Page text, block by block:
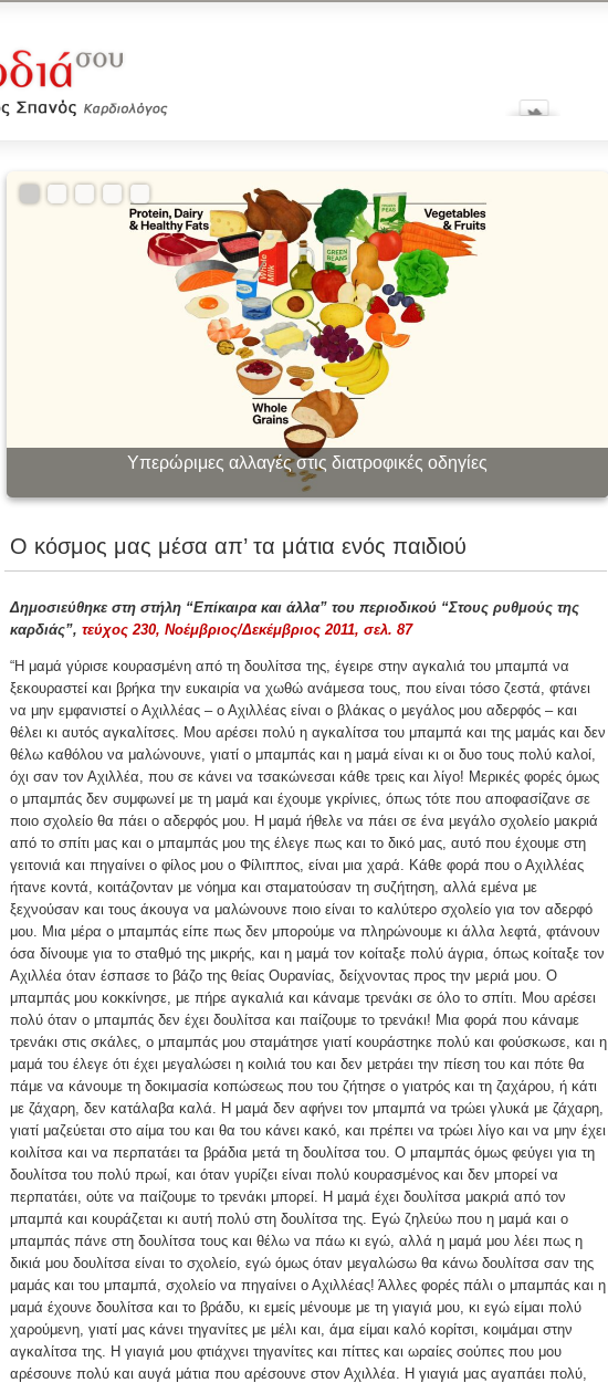
Υπερώριμες αλλαγές στις διατροφικές οδηγίες
Οι «θαυματουργές» ενέσεις
Ο κόσμος μας μέσα απ’ τα μάτια ενός παιδιού
Δημοσιεύθηκε στη στήλη “Επίκαιρα και άλλα” του περιοδικού “Στους ρυθμούς της
καρδιάς”, τεύχος 230, Νοέμβριος/Δεκέμβριος 2011, σελ. 87
“Η μαμά γύρισε κουρασμένη από τη δουλίτσα της, έγειρε στην αγκαλιά του μπαμπά να
ξεκουραστεί και βρήκα την ευκαιρία να χωθώ ανάμεσα τους, που είναι τόσο ζεστά, φτάνει
να μην εμφανιστεί ο Αχιλλέας – ο Αχιλλέας είναι ο βλάκας ο μεγάλος μου αδερφός – και
θέλει κι αυτός αγκαλίτσες. Μου αρέσει πολύ η αγκαλίτσα του μπαμπά και της μαμάς και δεν
θέλω καθόλου να μαλώνουνε, γιατί ο μπαμπάς και η μαμά είναι κι οι δυο τους πολύ καλοί,
όχι σαν τον Αχιλλέα, που σε κάνει να τσακώνεσαι κάθε τρεις και λίγο! Μερικές φορές όμως
ο μπαμπάς δεν συμφωνεί με τη μαμά και έχουμε γκρίνιες, όπως τότε που αποφασίζανε σε
ποιο σχολείο θα πάει ο αδερφός μου. Η μαμά ήθελε να πάει σε ένα μεγάλο σχολείο μακριά
από το σπίτι μας και ο μπαμπάς μου της έλεγε πως και το δικό μας, αυτό που έχουμε στη
γειτονιά και πηγαίνει ο φίλος μου ο Φίλιππος, είναι μια χαρά. Κάθε φορά που ο Αχιλλέας
ήτανε κοντά, κοιτάζονταν με νόημα και σταματούσαν τη συζήτηση, αλλά εμένα με
ξεχνούσαν και τους άκουγα να μαλώνουνε ποιο είναι το καλύτερο σχολείο για τον αδερφό
μου. Μια μέρα ο μπαμπάς είπε πως δεν μπορούμε να πληρώνουμε κι άλλα λεφτά, φτάνουν
όσα δίνουμε για το σταθμό της μικρής, και η μαμά τον κοίταξε πολύ άγρια, όπως κοίταξε τον
Αχιλλέα όταν έσπασε το βάζο της θείας Ουρανίας, δείχνοντας προς την μεριά μου. Ο
μπαμπάς μου κοκκίνησε, με πήρε αγκαλιά και κάναμε τρενάκι σε όλο το σπίτι. Μου αρέσει
πολύ όταν ο μπαμπάς δεν έχει δουλίτσα και παίζουμε το τρενάκι! Μια φορά που κάναμε
τρενάκι στις σκάλες, ο μπαμπάς μου σταμάτησε γιατί κουράστηκε πολύ και φούσκωσε, και η
μαμά του έλεγε ότι έχει μεγαλώσει η κοιλιά του και δεν μετράει την πίεση του και πότε θα
πάμε να κάνουμε τη δοκιμασία κοπώσεως που του ζήτησε ο γιατρός και τη ζαχάρου, ή κάτι
με ζάχαρη, δεν κατάλαβα καλά. Η μαμά δεν αφήνει τον μπαμπά να τρώει γλυκά με ζάχαρη,
γιατί μαζεύεται στο αίμα του και θα του κάνει κακό, και πρέπει να τρώει λίγο και να μην έχει
κοιλίτσα και να περπατάει τα βράδια μετά τη δουλίτσα του. Ο μπαμπάς όμως φεύγει για τη
δουλίτσα του πολύ πρωί, και όταν γυρίζει είναι πολύ κουρασμένος και δεν μπορεί να
περπατάει, ούτε να παίζουμε το τρενάκι μπορεί. Η μαμά έχει δουλίτσα μακριά από τον
μπαμπά και κουράζεται κι αυτή πολύ στη δουλίτσα της. Εγώ ζηλεύω που η μαμά και ο
μπαμπάς πάνε στη δουλίτσα τους και θέλω να πάω κι εγώ, αλλά η μαμά μου λέει πως η
δικιά μου δουλίτσα είναι το σχολείο, εγώ όμως όταν μεγαλώσω θα κάνω δουλίτσα σαν της
μαμάς και του μπαμπά, σχολείο να πηγαίνει ο Αχιλλέας! Άλλες φορές πάλι ο μπαμπάς και η
μαμά έχουνε δουλίτσα και το βράδυ, κι εμείς μένουμε με τη γιαγιά μου, κι εγώ είμαι πολύ
χαρούμενη, γιατί μας κάνει τηγανίτες με μέλι και, άμα είμαι καλό κορίτσι, κοιμάμαι στην
αγκαλίτσα της. Η γιαγιά μου φτιάχνει τηγανίτες και πίττες και ωραίες σούπες που μου
αρέσουνε πολύ και αυγά μάτια που αρέσουνε στον Αχιλλέα. Η γιαγιά μας αγαπάει πολύ,